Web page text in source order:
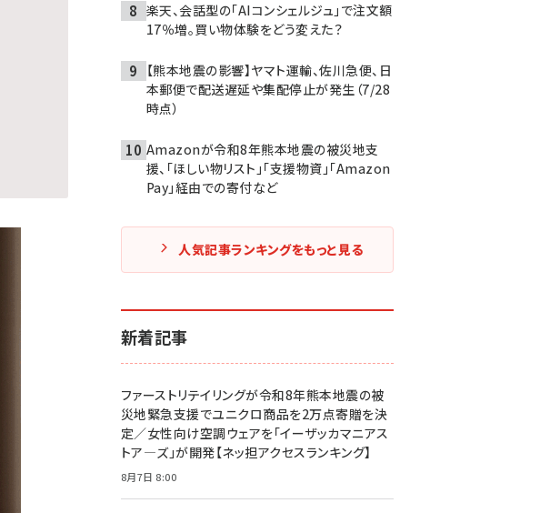
楽天、会話型の「AIコンシェルジュ」で注文額
17％増。買い物体験をどう変えた？
【熊本地震の影響】ヤマト運輸、佐川急便、日
本郵便で配送遅延や集配停止が発生（7/28
時点）
Amazonが令和8年熊本地震の被災地支
援、「ほしい物リスト」「支援物資」「Amazon
Pay」経由での寄付など
人気記事ランキングをもっと見る
新着記事
ファーストリテイリングが令和8年熊本地震の被
災地緊急支援でユニクロ商品を2万点寄贈を決
定／女性向け空調ウェアを「イーザッカマニアス
トア―ズ」が開発【ネッ担アクセスランキング】
8月7日 8:00